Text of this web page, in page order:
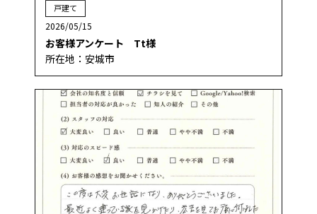
戸建て
2026/05/15
お客様アンケート Tt様
所在地：安城市